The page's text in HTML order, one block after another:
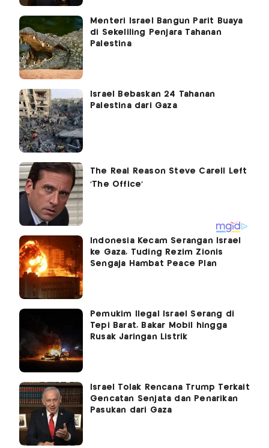
Menteri Israel Bangun Parit Buaya
di Sekeliling Penjara Tahanan
Palestina
Israel Bebaskan 24 Tahanan
Palestina dari Gaza
Indonesia Kecam Serangan Israel
ke Gaza, Tuding Rezim Zionis
Sengaja Hambat Peace Plan
Pemukim Ilegal Israel Serang di
Tepi Barat, Bakar Mobil hingga
Rusak Jaringan Listrik
Israel Tolak Rencana Trump Terkait
Gencatan Senjata dan Penarikan
Pasukan dari Gaza